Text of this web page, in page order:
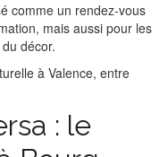
comme un rendez-vous
mais aussi pour les
décor.
à Valence, entre
: le